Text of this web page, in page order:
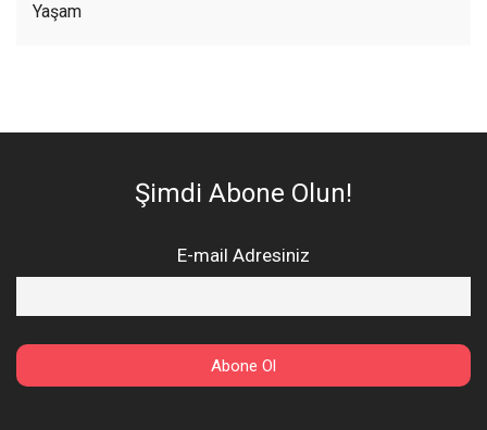
Yaşam
Şimdi Abone Olun!
E-mail Adresiniz